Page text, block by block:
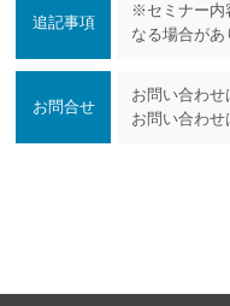
追記事項
※セミナー内
なる場合があ
お問合せ
お問い合わせ
お問い合わ